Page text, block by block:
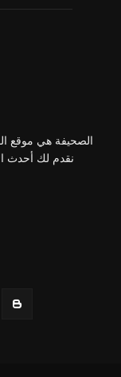
الصحيفة هي موقع
نقدم لك أحدث